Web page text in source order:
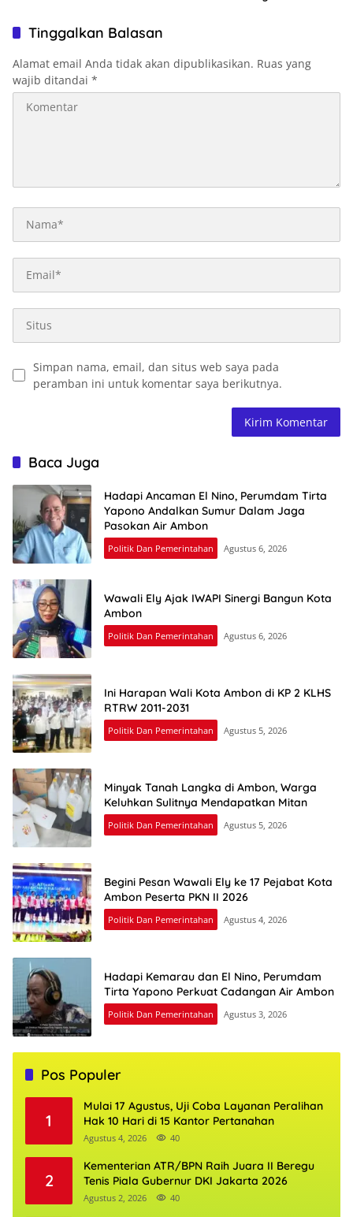
Tinggalkan Balasan
Alamat email Anda tidak akan dipublikasikan. Ruas yang
wajib ditandai *
Simpan nama, email, dan situs web saya pada
peramban ini untuk komentar saya berikutnya.
Baca Juga
Hadapi Ancaman El Nino, Perumdam Tirta
Yapono Andalkan Sumur Dalam Jaga
Pasokan Air Ambon
Politik Dan Pemerintahan Agustus 6, 2026
Wawali Ely Ajak IWAPI Sinergi Bangun Kota
Ambon
Politik Dan Pemerintahan Agustus 6, 2026
Ini Harapan Wali Kota Ambon di KP 2 KLHS
RTRW 2011-2031
Politik Dan Pemerintahan Agustus 5, 2026
Minyak Tanah Langka di Ambon, Warga
Keluhkan Sulitnya Mendapatkan Mitan
Politik Dan Pemerintahan Agustus 5, 2026
Begini Pesan Wawali Ely ke 17 Pejabat Kota
Ambon Peserta PKN II 2026
Politik Dan Pemerintahan Agustus 4, 2026
Hadapi Kemarau dan El Nino, Perumdam
Tirta Yapono Perkuat Cadangan Air Ambon
Politik Dan Pemerintahan Agustus 3, 2026
Pos Populer
1
Mulai 17 Agustus, Uji Coba Layanan Peralihan
Hak 10 Hari di 15 Kantor Pertanahan
Agustus 4, 2026 40
2
Kementerian ATR/BPN Raih Juara II Beregu
Tenis Piala Gubernur DKI Jakarta 2026
Agustus 2, 2026 40